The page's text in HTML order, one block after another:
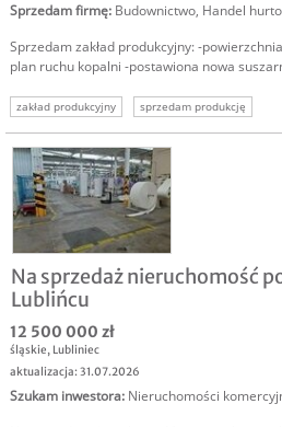
Sprzedam firmę: Budownictwo, Handel
Sprzedam zakład produkcyjny: -
plan ruchu kopalni -postawiona nowa
zakład produkcyjny sprzedam produkcję
Na sprzedaż nieruchomość
Lublińcu
12 500 000 zł
śląskie, Lubliniec
aktualizacja: 31.07.2026
Szukam inwestora: Nieruchomości